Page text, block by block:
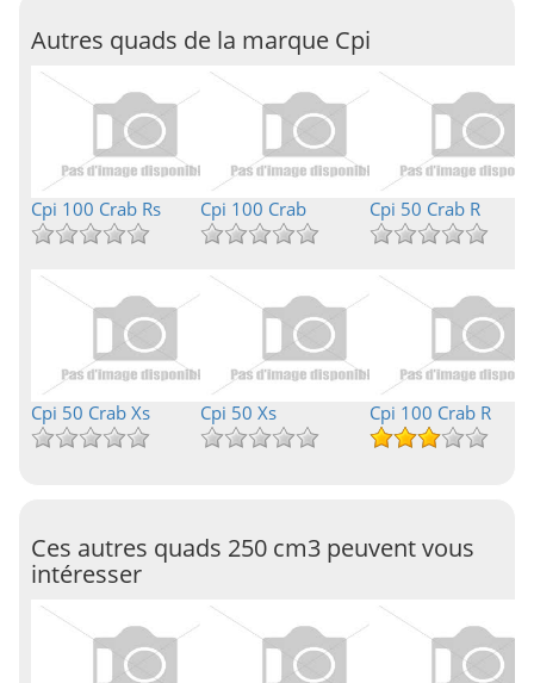
Autres quads de la marque Cpi
Cpi 100 Crab Rs Cpi 100 Crab Cpi 50 Crab R
Cpi 50 Crab Xs Cpi 50 Xs Cpi 100 Crab R
Ces autres quads 250 cm3 peuvent vous
intéresser